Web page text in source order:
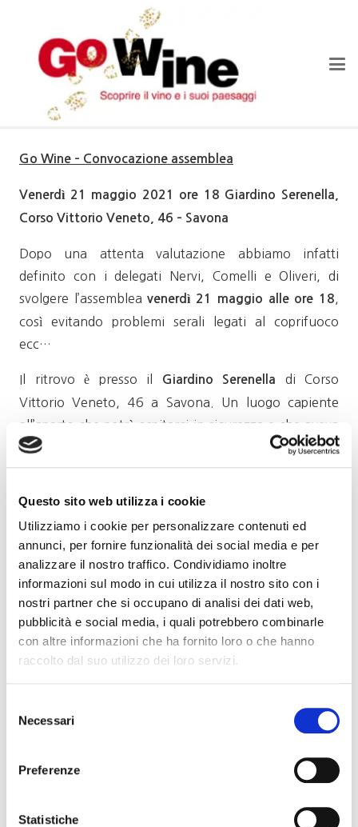
Questo sito web utilizza i cookie
Utilizziamo i cookie per personalizzare contenuti ed
annunci, per fornire funzionalità dei social media e per
analizzare il nostro traffico. Condividiamo inoltre
informazioni sul modo in cui utilizza il nostro sito con i
nostri partner che si occupano di analisi dei dati web,
pubblicità e social media, i quali potrebbero combinarle
con altre informazioni che ha fornito loro o che hanno
raccolto dal suo utilizzo dei loro servizi.
delNecessari
Preferenze
Statistiche
Go Wine – Convocazione assemblea
Venerdì 21 maggio 2021 ore 18 Giardino Serenella,
Corso Vittorio Veneto, 46 – Savona
Dopo una attenta valutazione abbiamo infatti
definito con i delegati Nervi, Comelli e Oliveri, di
svolgere l’assembleavenerdì 21 maggio alle ore 18
così evitando problemi serali legati al coprifuoco
ecc…
Il ritrovo è presso il Giardino Serenella di Corso
Vittorio Veneto, 46 a Savona. Un luogo capiente
all’aperto che potrà ospitarci in sicurezza e che aveva
ospitato l’anno scorso in luglio una degustazione.
attività e cercheremo di onorare almeno in parte il
programma del 2020, che fu presentato da
Gioacchino La Franca a inizio dello scorso anno e che
poi, nei fatti, non si è potuto svolgere.
Con alcuni adattamenti lo riproporremo per i mesi
futuri: si è creato un gruppo di lavoro con il
Seguendo quindi il suo esempio, vogliamo incontrarVi
annuale, proporremo da subito alcune iniziative per